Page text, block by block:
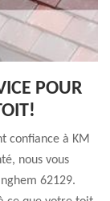
POUR
confiance à KM
nous vous
62129.